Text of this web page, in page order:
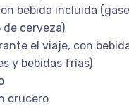
bebida incluida
de cerveza)
el viaje, con
y bebidas frías)
crucero